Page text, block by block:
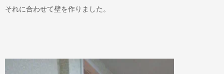
それに合わせて壁を作りました。